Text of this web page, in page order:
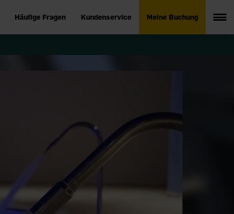
Häufige Fragen Kundenservice Meine Buchung